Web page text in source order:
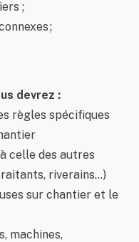
;
;
devrez :
règles spécifiques
celle des autres
riverains…)
sur chantier et le
machines,